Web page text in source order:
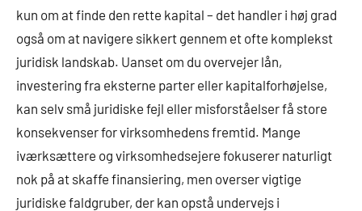
kun om at finde den rette kapital – det handler i høj grad
også om at navigere sikkert gennem et ofte komplekst
juridisk landskab. Uanset om du overvejer lån,
investering fra eksterne parter eller kapitalforhøjelse,
kan selv små juridiske fejl eller misforståelser få store
konsekvenser for virksomhedens fremtid. Mange
iværksættere og virksomhedsejere fokuserer naturligt
nok på at skaffe finansiering, men overser vigtige
juridiske faldgruber, der kan opstå undervejs i